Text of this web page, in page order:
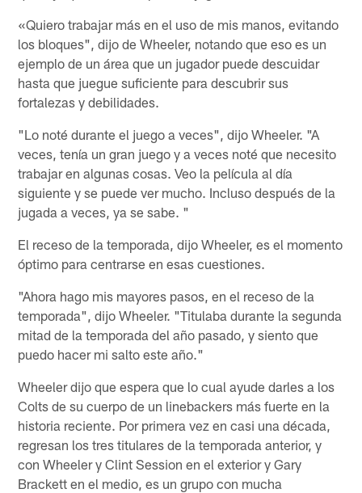
«Quiero trabajar más en el uso de mis manos, evitando
los bloques", dijo de Wheeler, notando que eso es un
ejemplo de un área que un jugador puede descuidar
hasta que juegue suficiente para descubrir sus
fortalezas y debilidades.
"Lo noté durante el juego a veces", dijo Wheeler. "A
veces, tenía un gran juego y a veces noté que necesito
trabajar en algunas cosas. Veo la película al día
siguiente y se puede ver mucho. Incluso después de la
jugada a veces, ya se sabe. "
El receso de la temporada, dijo Wheeler, es el momento
óptimo para centrarse en esas cuestiones.
"Ahora hago mis mayores pasos, en el receso de la
temporada", dijo Wheeler. "Titulaba durante la segunda
mitad de la temporada del año pasado, y siento que
puedo hacer mi salto este año."
Wheeler dijo que espera que lo cual ayude darles a los
Colts de su cuerpo de un linebackers más fuerte en la
historia reciente. Por primera vez en casi una década,
regresan los tres titulares de la temporada anterior, y
con Wheeler y Clint Session en el exterior y Gary
Brackett en el medio, es un grupo con mucha